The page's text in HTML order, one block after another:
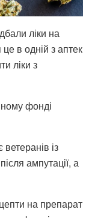
ліки на
в одній з аптек
ліки з
фонді
із
ампутації, а
на препарат